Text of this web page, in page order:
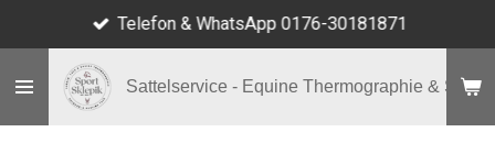
Hauptinhalt
springen
Sattelservice - Equine Thermographie & Shop
Telefon & WhatsApp 0176-30181871